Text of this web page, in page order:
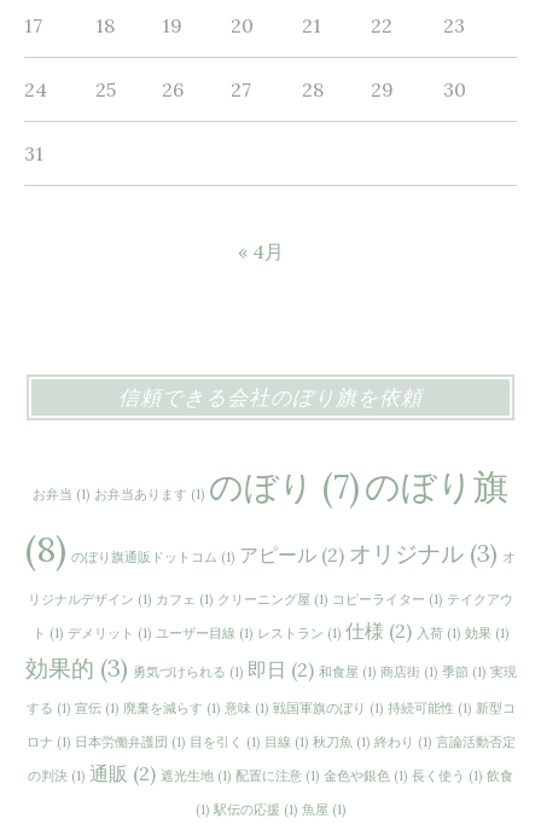
リ
ト
で
製
作
広
17 18 19 20 21 22 23
24 25 26 27 28 29 30
31
« 4月
信頼できる会社のぼり旗を依頼
お弁当 (1) お弁当あります (1) のぼり (7)のぼり旗
(8) のぼり旗通販ドットコム (1) アピール (2) オリジナル (3) オ
リジナルデザイン (1) カフェ (1) クリーニング屋 (1) コピーライター (1) テイクアウ
ト (1) デメリット (1) ユーザー目線 (1) レストラン (1) 仕様 (2) 入荷 (1) 効果 (1)
効果的 (3) 勇気づけられる (1) 即日 (2) 和食屋 (1) 商店街 (1) 季節 (1) 実現
する (1) 宣伝(1) 廃棄を減らす (1) 意味 (1) 戦国軍旗のぼり (1) 持続可能性 (1) 新型コ
ロナ (1) 日本労働弁護団 (1) 目を引く (1) 目線 (1) 秋刀魚 (1) 終わり (1) 言論活動否定
の判決 (1) 通販 (2) 遮光生地 (1) 配置に注意 (1) 金色や銀色 (1) 長く使う (1) 飲食
(1) 駅伝の応援 (1) 魚屋 (1)